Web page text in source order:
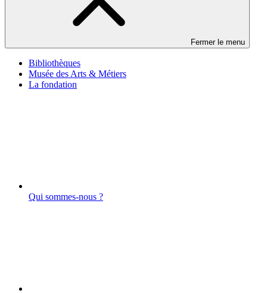
Fermer le menu
Bibliothèques
Musée des Arts & Métiers
La fondation
Qui sommes-nous ?